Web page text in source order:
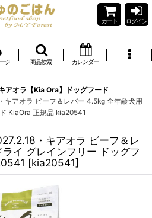
カート ログイン
ジ 商品検索 カレンダー
アオラ【Kia Ora】ドッグフード
キアオラ ビーフ＆レバー 4.5kg 全年齢犬用
KiaOra 正規品 kia20541
・キアオラ ビーフ＆レ
イ グレインフリー ドッグフ
[kia20541]